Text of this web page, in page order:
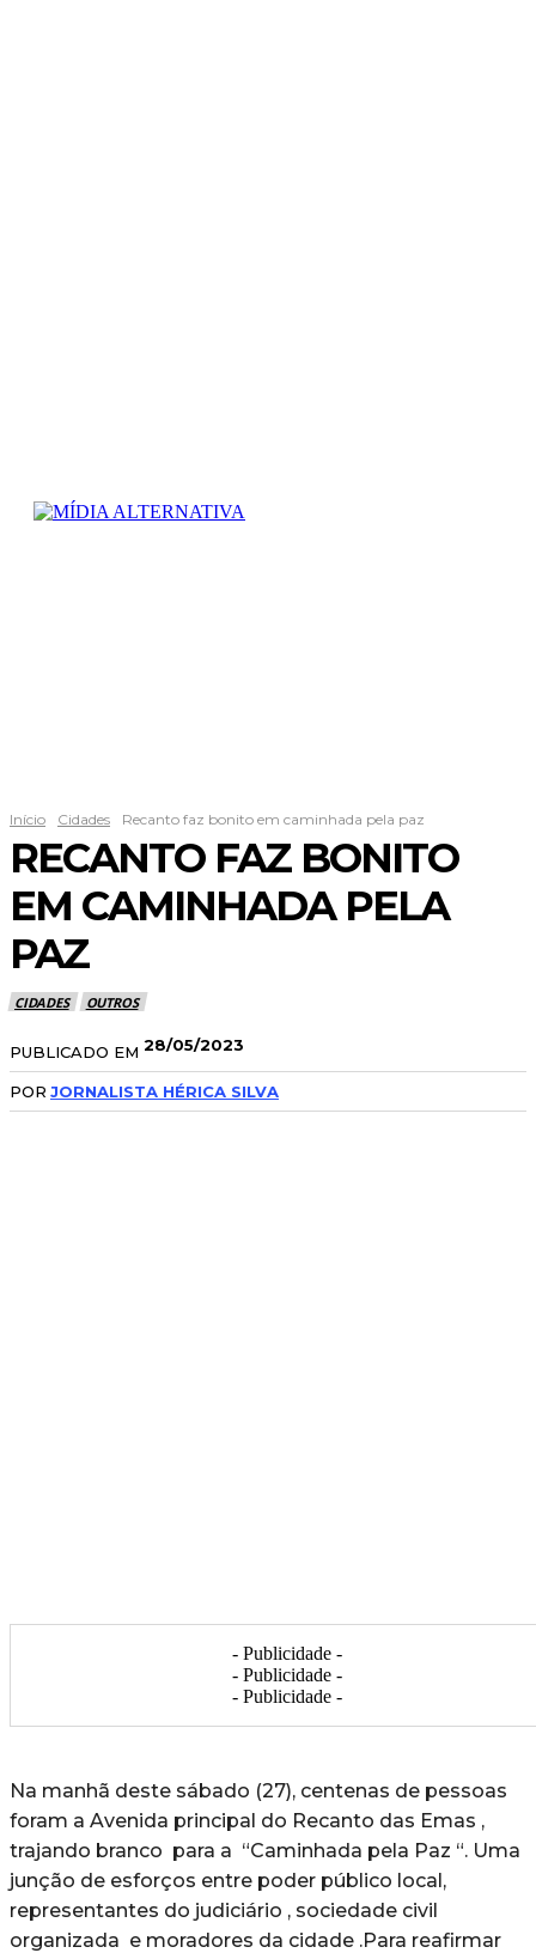
Início Cidades Recanto faz bonito em caminhada pela paz
RECANTO FAZ BONITO
EM CAMINHADA PELA
PAZ
CIDADES OUTROS
PUBLICADO EM 28/05/2023
POR JORNALISTA HÉRICA SILVA
- Publicidade -
- Publicidade -
- Publicidade -
Na manhã deste sábado (27), centenas de pessoas
foram a Avenida principal do Recanto das Emas ,
trajando branco para a “Caminhada pela Paz “. Uma
junção de esforços entre poder público local,
representantes do judiciário , sociedade civil
organizada e moradores da cidade .Para reafirmar